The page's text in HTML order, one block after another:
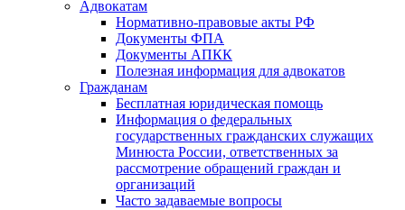
Адвокатам
Нормативно-правовые акты РФ
Документы ФПА
Документы АПКК
Полезная информация для адвокатов
Гражданам
Бесплатная юридическая помощь
Информация о федеральных
государственных гражданских служащих
Минюста России, ответственных за
рассмотрение обращений граждан и
организаций
Часто задаваемые вопросы